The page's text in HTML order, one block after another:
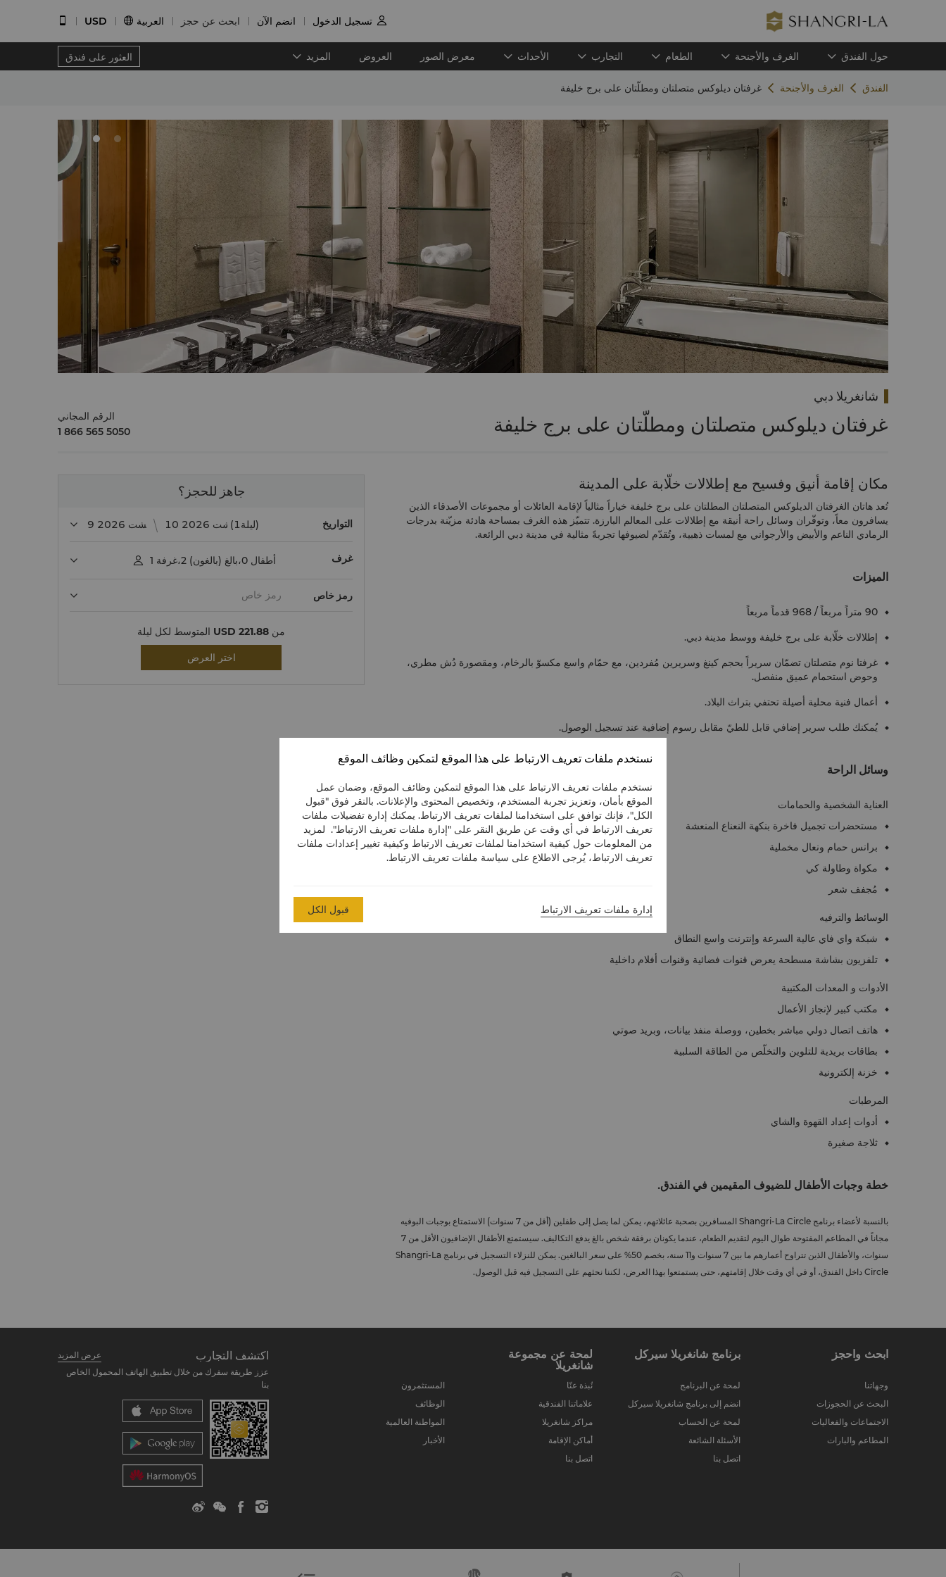
 تسجيل الدخول انضم الآن ابحث عن حجز  العربية USD
حول الفندق الغرف والأجنحة الطعام التجارب الأحداث معرض الصور العروض المزيد العثور على فندق
الفندق الغرف والأجنحة غرفتان ديلوكس متصلتان ومطلّتان على برج خليفة
شانغريلا دبي
غرفتان ديلوكس متصلتان ومطلّتان على برج خليفة
الرقم المجاني
1 866 565 5050
مكان إقامة أنيق وفسيح مع إطلالات خلّابة على المدينة
تُعد هاتان الغرفتان الديلوكس المتصلتان المطلتان على برج خليفة خياراً مثالياً لإقامة العائلات أو مجموعات الأصدقاء الذين
يسافرون معاً، وتوفّران وسائل راحة أنيقة مع إطلالات على المعالم البارزة. تتميّز هذه الغرف بمساحة هادئة مزيّنة بدرجات
الرمادي الناعم والأبيض والأرجواني مع لمسات ذهبية، وتُقدّم لضيوفها تجربةً مثالية في مدينة دبي الرائعة.
الميزات
90 متراً مربعاً / 968 قدماً مربعاً
إطلالات خلّابة على برج خليفة ووسط مدينة دبي.
غرفتا نوم متصلتان تضمّان سريراً بحجم كينغ وسريرين مُفردين، مع حمّام واسع مكسوّ بالرخام، ومقصورة دُش مطري،
وحوض استحمام عميق منفصل.
أعمال فنية محلية أصيلة تحتفي بتراث البلاد.
يُمكنك طلب سرير إضافي قابل للطيّ مقابل رسوم إضافية عند تسجيل الوصول.
وسائل الراحة
العناية الشخصية والحمامات
مستحضرات تجميل فاخرة بنكهة النعناع المنعشة
برانس حمام ونعال مخملية
مكواة وطاولة كي
مُجفف شعر
الوسائط والترفيه
شبكة واي فاي عالية السرعة وإنترنت واسع النطاق
تلفزيون بشاشة مسطحة يعرض قنوات فضائية وقنوات أفلام داخلية
الأدوات و المعدات المكتبية
مكتب كبير لإنجاز الأعمال
هاتف اتصال دولي مباشر بخطين، ووصلة منفذ بيانات، وبريد صوتي
بطاقات بريدية للتلوين والتخلّص من الطاقة السلبية
خزنة إلكترونية
المرطبات
أدوات إعداد القهوة والشاي
ثلاجة صغيرة
خطة وجبات الأطفال للضيوف المقيمين في الفندق.
بالنسبة لأعضاء برنامج Shangri-La Circle المسافرين بصحبة عائلاتهم، يمكن لما يصل إلى طفلين (أقل من 7 سنوات) الاستمتاع بوجبات البوفيه
مجاناً في المطاعم المفتوحة طوال اليوم لتقديم الطعام، عندما يكونان برفقة شخص بالغ يدفع التكاليف. سيستمتع الأطفال الإضافيون الأقل من 7
سنوات، والأطفال الذين تتراوح أعمارهم ما بين 7 سنوات و11 سنة، بخصم 50% على سعر البالغين. يمكن للنزلاء التسجيل في برنامج Shangri-La
Circle داخل الفندق، أو في أي وقت خلال إقامتهم، حتى يستمتعوا بهذا العرض، لكننا نحثهم على التسجيل فيه قبل الوصول.
جاهز للحجز؟
التواريخ (1ليلة)
غرف  1 غرفة،2 بالغ (بالغون)،0 أطفال
رمز خاص
من USD 221.88 المتوسط لكل ليلة
اختر العرض
ابحث واحجز
وجهاتنا
البحث عن الحجوزات
الاجتماعات والفعاليات
المطاعم والبارات
برنامج شانغريلا سيركل
لمحة عن البرنامج
انضم إلى برنامج شانغريلا سيركل
لمحة عن الحساب
الأسئلة الشائعة
اتصل بنا
لمحة عن مجموعة
شانغريلا
نُبذة عنّا
علاماتنا الفندقية
مراكز شانغريلا
أماكن الإقامة
اتصل بنا
المستثمرون
الوظائف
المواطنة العالمية
الأخبار
اكتشف التجارب
عرض المزيد
عزز طريقة سفرك من خلال تطبيق الهاتف المحمول الخاص
بنا
نستخدم ملفات تعريف الارتباط على هذا الموقع لتمكين وظائف الموقع
نستخدم ملفات تعريف الارتباط على هذا الموقع لتمكين وظائف الموقع، وضمان عمل
الموقع بأمان، وتعزيز تجربة المستخدم، وتخصيص المحتوى والإعلانات. بالنقر فوق "قبول
الكل"، فإنك توافق على استخدامنا لملفات تعريف الارتباط. يمكنك إدارة تفضيلات ملفات
تعريف الارتباط في أي وقت عن طريق النقر على "إدارة ملفات تعريف الارتباط". لمزيد
من المعلومات حول كيفية استخدامنا لملفات تعريف الارتباط وكيفية تغيير إعدادات ملفات
تعريف الارتباط، يُرجى الاطلاع على سياسة ملفات تعريف الارتباط.
إدارة ملفات تعريف الارتباط قبول الكل